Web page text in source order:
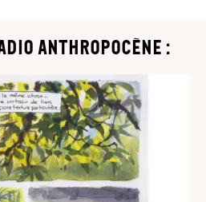
Anthropocène :